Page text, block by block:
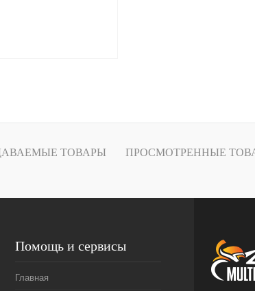
К сравнению
ТОВАРЫ ПРОСМОТРЕННЫЕ
Помощь и сервисы
Главная